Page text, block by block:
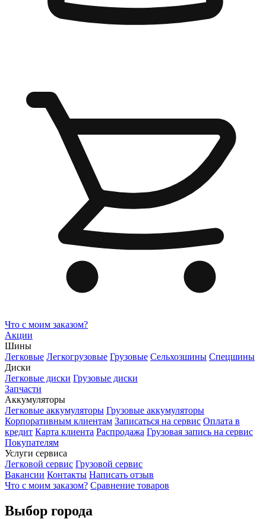
Что с моим заказом?
Акции
Шины
Легковые Легкогрузовые Грузовые Сельхозшины Спецшины
Диски
Легковые диски Грузовые диски
Запчасти
Аккумуляторы
Легковые аккумуляторы Грузовые аккумуляторы
Корпоративным клиентам Записаться на сервис Оплата в
кредит Карта клиента Распродажа Грузовая запись на сервис
Покупателям
Услуги сервиса
Легковой сервис Грузовой сервис
Вакансии Контакты Написать отзыв
Что с моим заказом? Сравнение товаров
Выбор города